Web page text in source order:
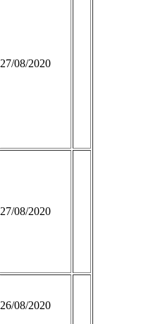
27/08/2020
27/08/2020
26/08/2020